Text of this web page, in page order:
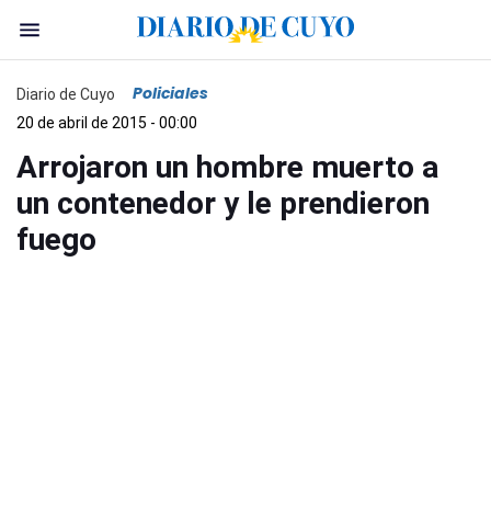
Diario de Cuyo Policiales
20 de abril de 2015 - 00:00
Arrojaron un hombre muerto a
un contenedor y le prendieron
fuego